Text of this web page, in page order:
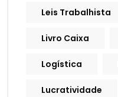
Leis Trabalhista
Livro Caixa
Logística
Lucratividade